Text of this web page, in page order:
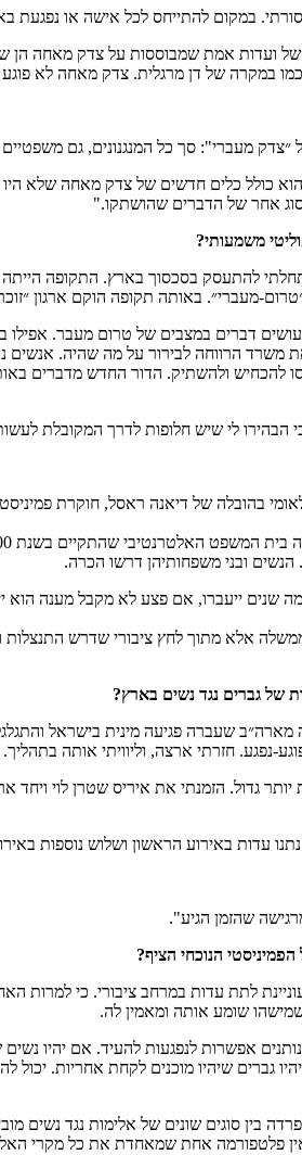
במקום להתייחס לכל אישה או נפגעת
של ועדות אמת שמבוססות על צדק מאחה
במקרה של דן מרגלית. צדק מאחה לא פוגע
מעברי": סך כל המנגנונים, גם
הוא כולל כלים חדשים של צדק מאחה שלא
אחר של הדברים שהושתקו."
משמעותי?
להתעסק בסכסוך בארץ. התקופה הייתה
מעברי״. באותה תקופה הוקם ארגון
דברים במצבים של טרום מעבר. אפילו
משרד הרווחה לבירור על מה שהיה. אנשים
ממשלתיות שניסו להכחיש ולהשתיק. הדור
הבהירו לי שיש חלופות לדרך המקובלת
אירוע בינלאומי בהובלה של דיאנה ראסל,
שנים ייעברו, אם פצע לא מקבל מענה
אלא מתוך לחץ ציבורי שדרש התנצלות
של גברים נגד נשים בארץ?
מארה״ב שעברה פגיעה מינית בישראל
נפגע. חזרתי ארצה, וליוויתי אותה
יותר גדול. הזמנתי את איריס שטרן לוי
עדות באירוע הראשון ושלוש נוספות
הנוכחי הציף?
לתת עדות במרחב ציבורי. כי
שומע אותה ומאמין לה.
אפשרות לנפגעות להעיד. אם יהיו
גברים שיהיו מוכנים לקחת אחריות.
בין סוגים שונים של אלימות נגד נשים
פלטפורמה אחת שמאחדת את כל מקרי